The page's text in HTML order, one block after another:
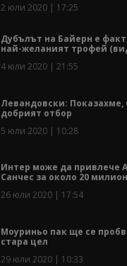
2 юли 2020 | 17:25
Дубълът на Байерн е
най-желаният трофей
4 юли 2020 | 21:55
Левандовски: Показахме,
добрият отбор
5 юли 2020 | 10:28
Интер може да привлече
Санчес за около 20
26 юли 2020 | 17:54
Моуриньо пак ще се
стара цел
29 юли 2020 | 10:33